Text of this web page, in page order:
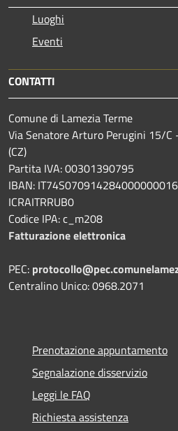
Luoghi
Eventi
CONTATTI
Comune di Lamezia Terme
Via Senatore Arturo Perugini 15/C
(CZ)
Partita IVA: 00301390795
IBAN:
ICRAITRRUB0
Codice IPA: c_m208
Fatturazione elettronica
PEC:
Centralino Unico: 0968.2071
Prenotazione appuntamento
Segnalazione disservizio
Leggi le FAQ
Richiesta assistenza